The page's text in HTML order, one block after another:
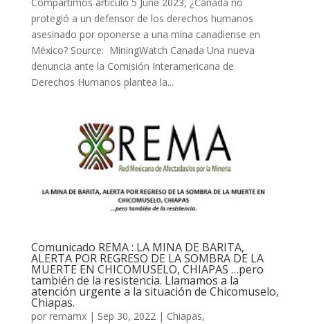
protegió a un defensor de los derechos humanos
asesinado por oponerse a una mina canadiense en
México? Source: MiningWatch Canada Una nueva
denuncia ante la Comisión Interamericana de
Derechos Humanos plantea la...
Comunicado REMA : LA MINA DE BARITA,
ALERTA POR REGRESO DE LA SOMBRA DE LA
MUERTE EN CHICOMUSELO, CHIAPAS …pero
también de la resistencia. Llamamos a la
atención urgente a la situación de Chicomuselo,
Chiapas.
por remamx| Sep 30, 2022| Chiapas,